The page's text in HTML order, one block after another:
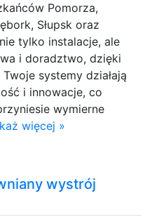
Pomorza,
Słupsk oraz
tylko instalacje, ale
i doradztwo, dzięki
systemy działają
i innowacje, co
wymierne
więcej »
wystrój